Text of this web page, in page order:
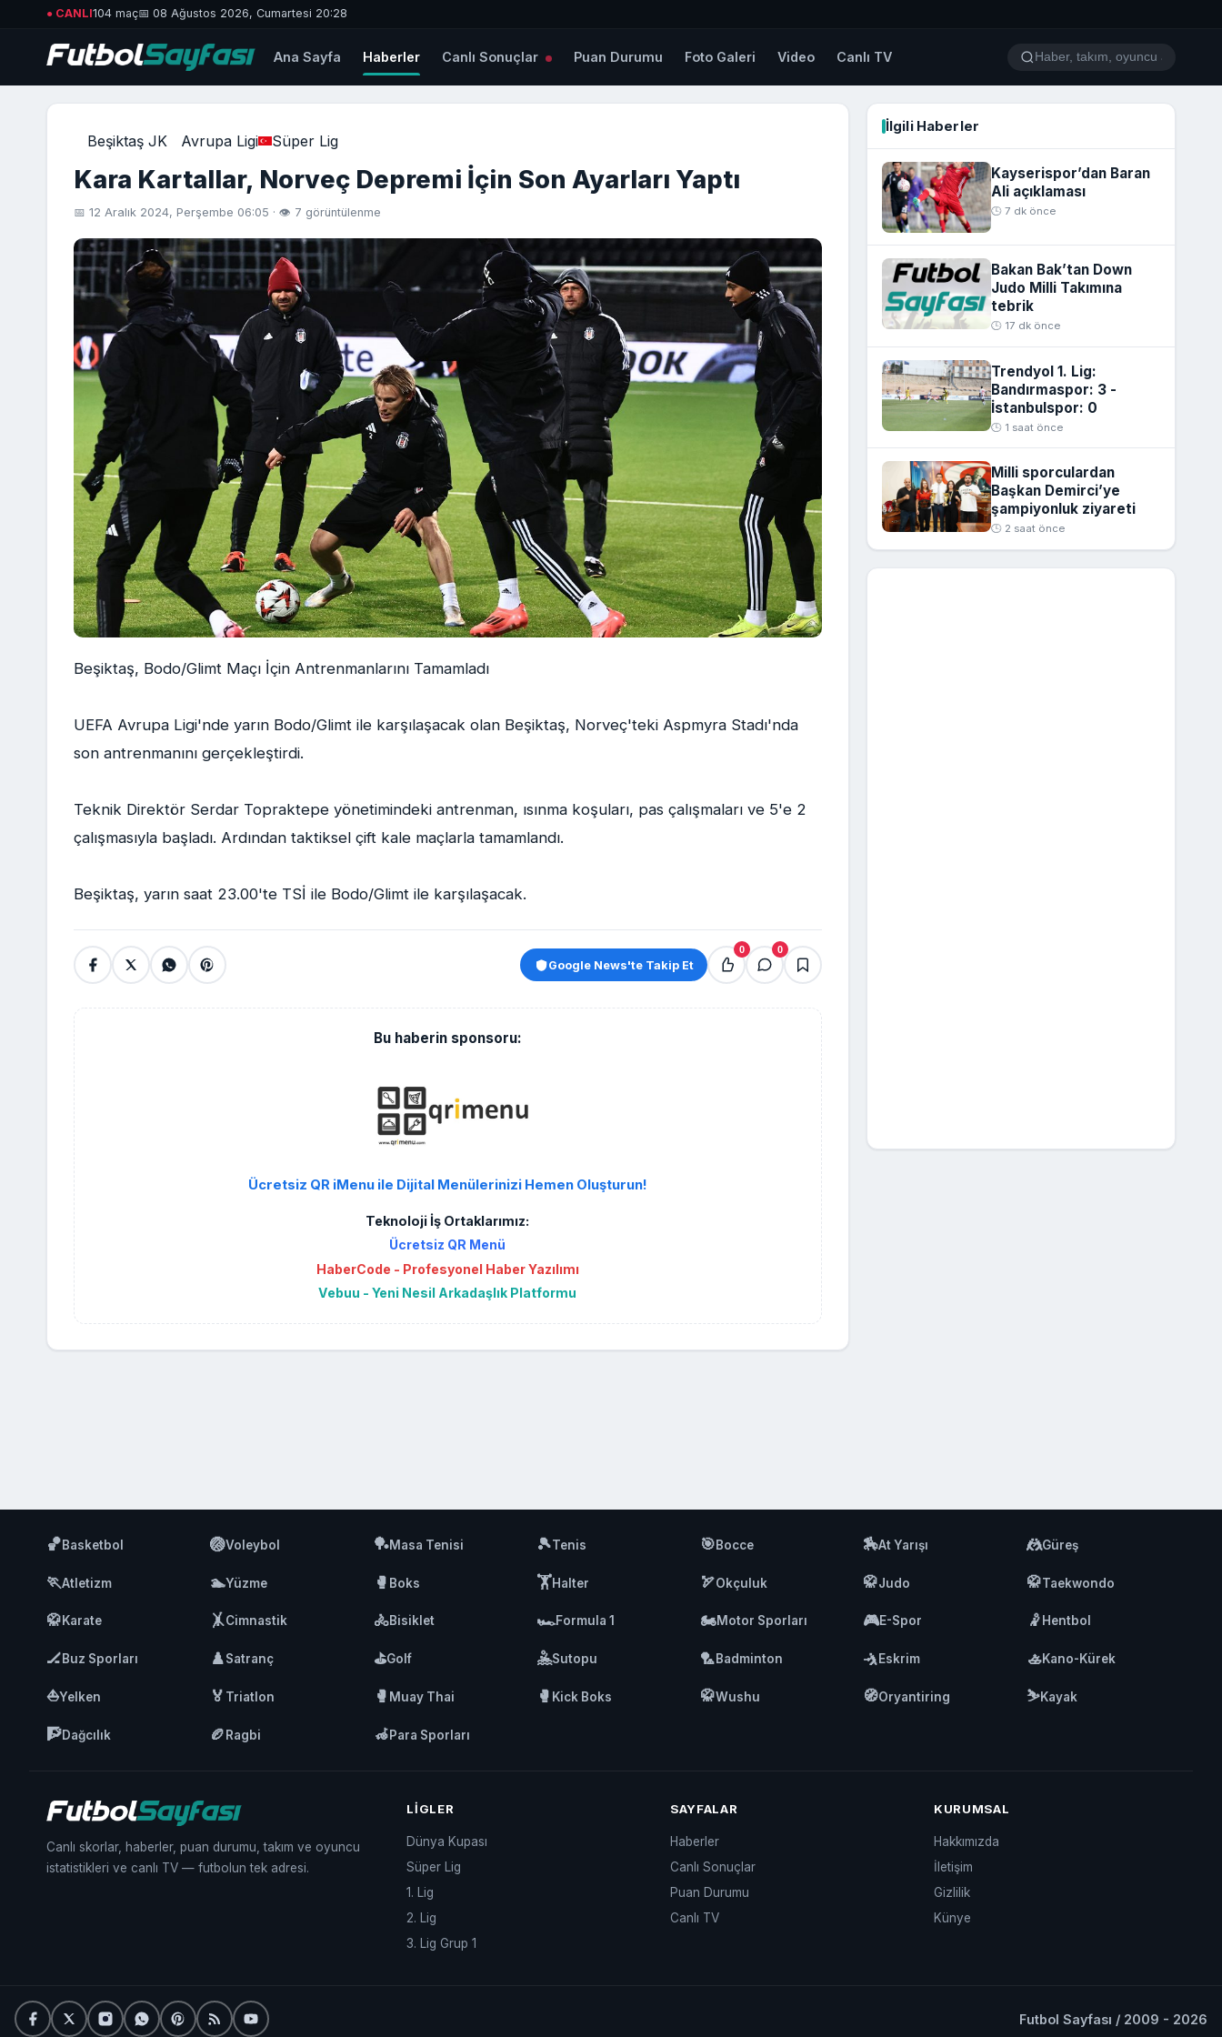
● CANLI104 maç📅 08 Ağustos 2026, Cumartesi 20:28
Ana Sayfa Haberler Canlı Sonuçlar Puan Durumu Foto Galeri Video Canlı TV
Beşiktaş JK Avrupa Ligi Süper Lig
Kara Kartallar, Norveç Depremi İçin Son Ayarları Yaptı
📅 12 Aralık 2024, Perşembe 06:05 · 👁 7 görüntülenme
Beşiktaş, Bodo/Glimt Maçı İçin Antrenmanlarını Tamamladı
UEFA Avrupa Ligi'nde yarın Bodo/Glimt ile karşılaşacak olan Beşiktaş, Norveç'teki Aspmyra Stadı'nda
son antrenmanını gerçekleştirdi.
Teknik Direktör Serdar Topraktepe yönetimindeki antrenman, ısınma koşuları, pas çalışmaları ve 5'e 2
çalışmasıyla başladı. Ardından taktiksel çift kale maçlarla tamamlandı.
Beşiktaş, yarın saat 23.00'te TSİ ile Bodo/Glimt ile karşılaşacak.
Google News'te Takip Et
0 0
Bu haberin sponsoru:
Ücretsiz QR iMenu ile Dijital Menülerinizi Hemen Oluşturun!
Teknoloji İş Ortaklarımız:
Ücretsiz QR Menü
HaberCode - Profesyonel Haber Yazılımı
Vebuu - Yeni Nesil Arkadaşlık Platformu
İlgili Haberler
Kayserispor’dan Baran
Ali açıklaması
🕒 7 dk önce
Bakan Bak’tan Down
Judo Milli Takımına
tebrik
🕒 17 dk önce
Trendyol 1. Lig:
Bandırmaspor: 3 -
İstanbulspor: 0
🕒 1 saat önce
Milli sporculardan
Başkan Demirci’ye
şampiyonluk ziyareti
🕒 2 saat önce
🏀Basketbol 🏐Voleybol 🏓Masa Tenisi 🎾Tenis 🎯Bocce 🏇At Yarışı 🤼Güreş
🏃Atletizm 🏊Yüzme 🥊 Boks 🏋️Halter 🏹Okçuluk 🥋Judo 🥋Taekwondo
🥋Karate 🤸Cimnastik 🚴Bisiklet 🏎️Formula 1 🏍️Motor Sporları 🎮E-Spor 🤾 Hentbol
🏒Buz Sporları ♟️Satranç ⛳Golf 🤽Sutopu 🏸Badminton 🤺Eskrim 🚣Kano-Kürek
⛵Yelken 🏅 Triatlon 🥊 Muay Thai 🥊 Kick Boks 🥋Wushu 🧭Oryantiring ⛷️Kayak
🧗Dağcılık 🏉 Ragbi 🦽Para Sporları
Canlı skorlar, haberler, puan durumu, takım ve oyuncu
istatistikleri ve canlı TV — futbolun tek adresi.
LIGLER
Dünya Kupası
Süper Lig
1. Lig
2. Lig
3. Lig Grup 1
SAYFALAR
Haberler
Canlı Sonuçlar
Puan Durumu
Canlı TV
KURUMSAL
Hakkımızda
İletişim
Gizlilik
Künye
Futbol Sayfası / 2009 - 2026